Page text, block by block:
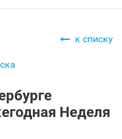
к списку
Неделя